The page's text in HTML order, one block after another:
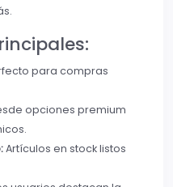
para compras
opciones premium
Artículos en stock listos